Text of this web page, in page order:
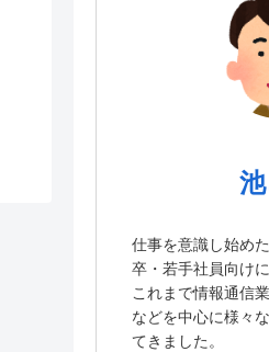
仕事を意識し始め
卒・若手社員向け
これまで情報通信
などを中心に様々
てきました。